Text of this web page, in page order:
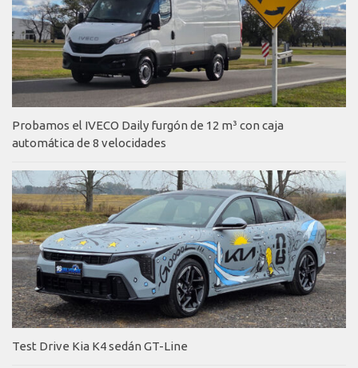
Probamos el IVECO Daily furgón de 12 m³ con caja
automática de 8 velocidades
Test Drive Kia K4 sedán GT-Line